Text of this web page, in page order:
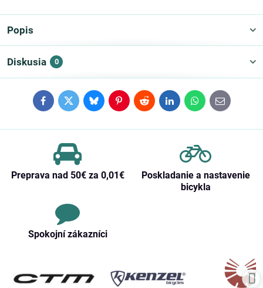
Popis
Diskusia 0
FacebookTwitterBlueskyPinterestRedditLinkedInWhatsApp
E-
mail
Preprava nad 50€ za 0,01€
Poskladanie a nastavenie
bicykla
Spokojní zákazníci